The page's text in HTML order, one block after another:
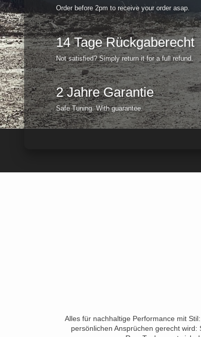
Order before 2pm to receive your order asap.
14 Tage Rückgaberecht
Not satisfied? Simply return it for a full refund.
2 Jahre Garantie
Safe Tuning. With guarantee.
Alles für nachhaltige Performance mit
persönlichen Ansprüchen gerecht